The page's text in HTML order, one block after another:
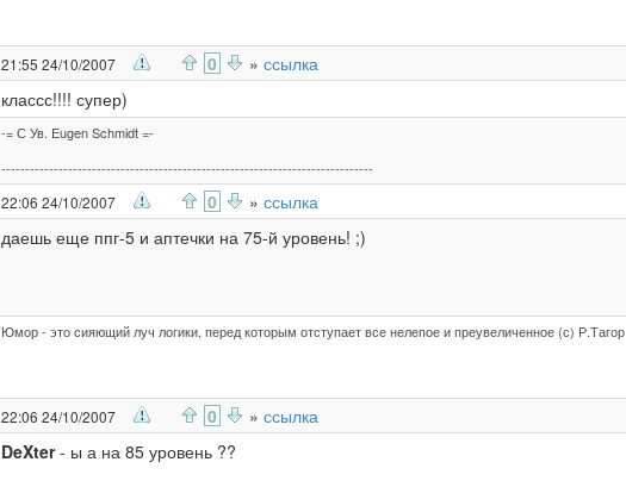
21:55 24/10/2007 0 » ссылка
классс!!!! супер)
-= С Ув. Eugen Schmidt =-
------------------------------------------------------------------------------
22:06 24/10/2007 0 » ссылка
даешь еще ппг-5 и аптечки на 75-й уровень! ;)
Юмор - это сияющий луч логики, перед которым отступает все нелепое и преувеличенное (с) Р.Тагор
22:06 24/10/2007 0 » ссылка
DeXter- ы а на 85 уровень ??